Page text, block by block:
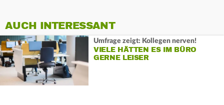
AUCH INTERESSANT
Umfrage zeigt: Kollegen nerven!
VIELE HÄTTEN ES IM BÜRO
GERNE LEISER